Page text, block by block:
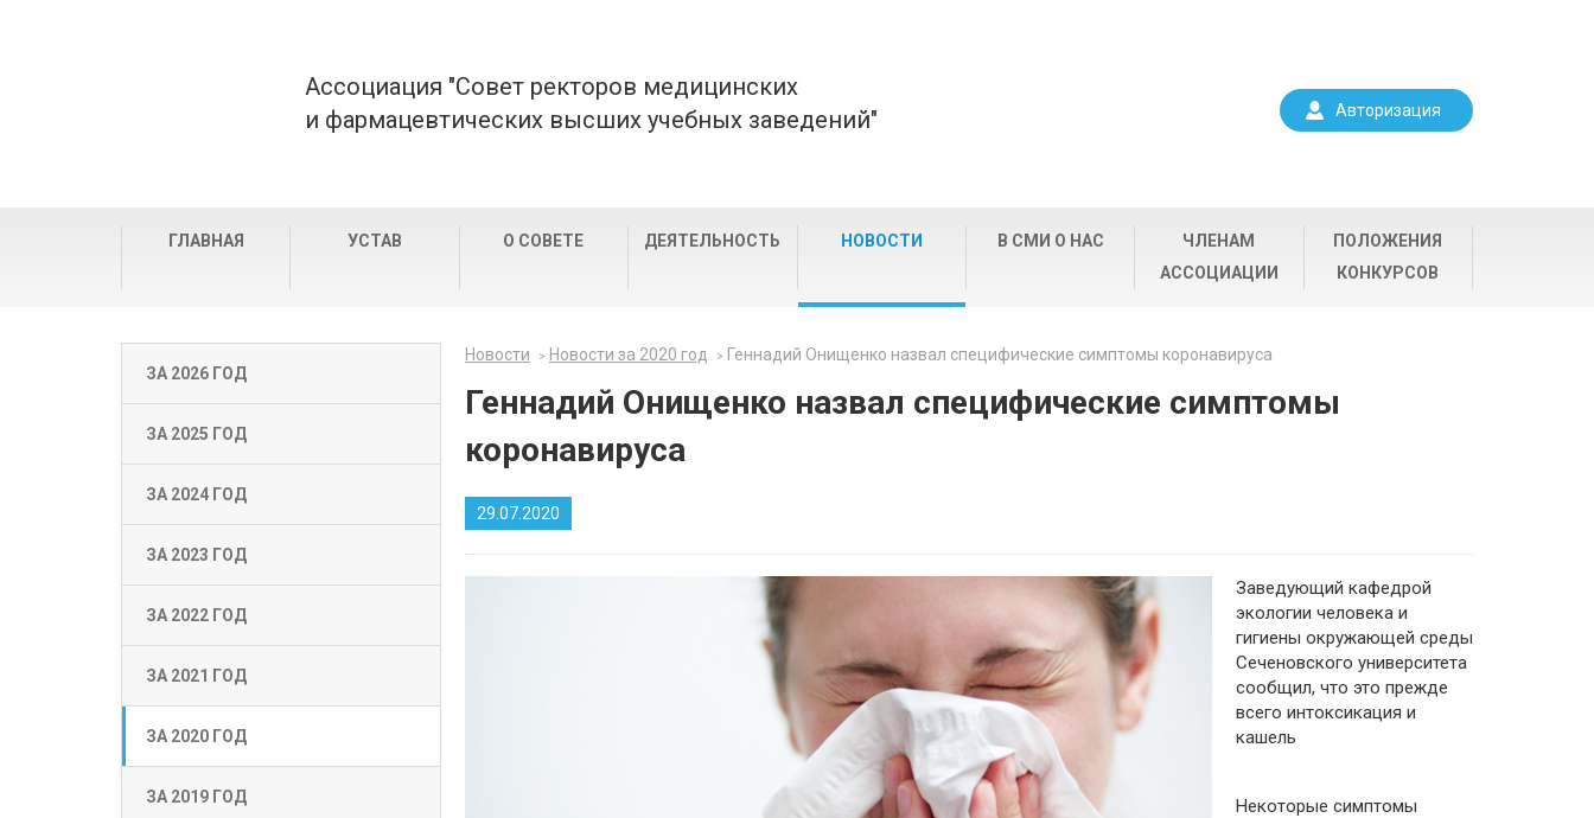
Ассоциация "Совет ректоров медицинских
и фармацевтических высших учебных заведений"
Авторизация
ГЛАВНАЯ УСТАВ О СОВЕТЕ ДЕЯТЕЛЬНОСТЬ НОВОСТИ В СМИ О НАС
ЧЛЕНАМ
АССОЦИАЦИИ
ПОЛОЖЕНИЯ
КОНКУРСОВ
ЗА 2026 ГОД
ЗА 2025 ГОД
ЗА 2024 ГОД
ЗА 2023 ГОД
ЗА 2022 ГОД
ЗА 2021 ГОД
ЗА 2020 ГОД
ЗА 2019 ГОД
Новости Новости за 2020 год Геннадий Онищенко назвал специфические симптомы коронавируса
Геннадий Онищенко назвал специфические симптомы
коронавируса
29.07.2020
Заведующий кафедрой
экологии человека и
гигиены окружающей среды
Сеченовского университета
сообщил, что это прежде
всего интоксикация и
кашель
Некоторые симптомы